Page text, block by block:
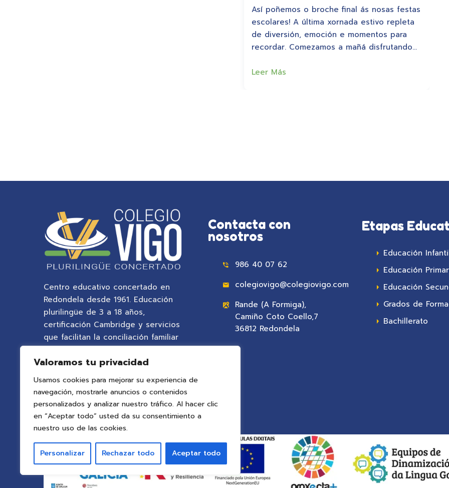
Valoramos tu privacidad
Usamos cookies para mejorar su experiencia de
navegación, mostrarle anuncios o contenidos
personalizados y analizar nuestro tráfico. Al hacer clic
en “Aceptar todo” usted da su consentimiento a
nuestro uso de las cookies.
Personalizar Rechazar todo Aceptar todo
Así poñemos o broche final ás nosas festas
escolares! A última xornada estivo repleta
de diversión, emoción e momentos para
recordar. Comezamos a mañá disfrutando…
Leer Más
Centro educativo concertado en
Redondela desde 1961. Educación
plurilingüe de 3 a 18 años,
certificación Cambridge y servicios
que facilitan la conciliación familiar
Contacta con
nosotros
986 40 07 62
colegiovigo@colegiovigo.com
Rande (A Formiga),
Camiño Coto Coello,7
36812 Redondela
Etapas
Educación
Educación
Educación
Grados de
Bachillerato